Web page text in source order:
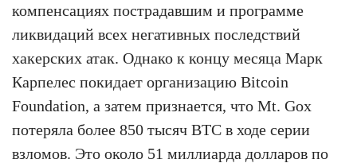
компенсациях пострадавшим и программе
ликвидаций всех негативных последствий
хакерских атак. Однако к концу месяца Марк
Карпелес покидает организацию Bitcoin
Foundation, а затем признается, что Mt. Gox
потеряла более 850 тысяч BTC в ходе серии
взломов. Это около 51 миллиарда долларов по